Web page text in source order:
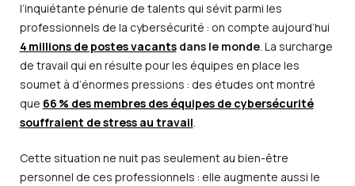
l’inquiétante pénurie de talents qui sévit parmi les
professionnels de la cybersécurité : on compte aujourd’hui
4 millions de postes vacantsdans le monde. La surcharge
de travail qui en résulte pour les équipes en place les
soumet à d’énormes pressions : des études ont montré
que 66 % des membres des équipes de cybersécurité
souffraient de stress au travail.
Cette situation ne nuit pas seulement au bien-être
personnel de ces professionnels : elle augmente aussi le